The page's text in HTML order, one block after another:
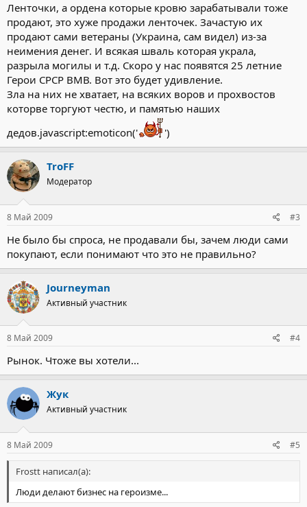
Ленточки, а ордена которые кровю зарабатывали тоже
продают, это хуже продажи ленточек. Зачастую их
продают сами ветераны (Украина, сам видел) из-за
неимения денег. И всякая шваль которая украла,
разрыла могилы и т.д. Скоро у нас появятся 25 летние
Герои СРСР ВМВ. Вот это будет удивление.
Зла на них не хватает, на всяких воров и прохвостов
которве торгуют честю, и памятью наших
дедов.javascript:emoticon('
')
TroFF
Модератор
8 Май 2009 #3
Не было бы спроса, не продавали бы, зачем люди сами
покупают, если понимают что это не правильно?
Journeyman
Активный участник
8 Май 2009 #4
Рынок. Чтоже вы хотели...
Жук
Активный участник
8 Май 2009 #5
Frostt написал(а):
Люди делают бизнес на героизме...